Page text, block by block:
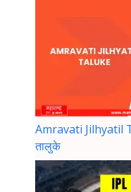
Amravati Jilhyatil
तालुके